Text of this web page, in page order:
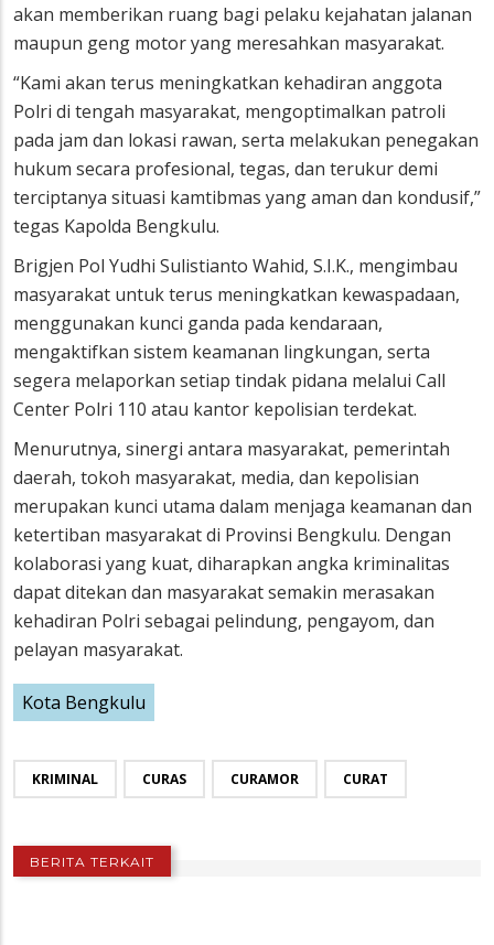
akan memberikan ruang bagi pelaku kejahatan jalanan
maupun geng motor yang meresahkan masyarakat.
“Kami akan terus meningkatkan kehadiran anggota
Polri di tengah masyarakat, mengoptimalkan patroli
pada jam dan lokasi rawan, serta melakukan penegakan
hukum secara profesional, tegas, dan terukur demi
terciptanya situasi kamtibmas yang aman dan kondusif,”
tegas Kapolda Bengkulu.
Brigjen Pol Yudhi Sulistianto Wahid, S.I.K., mengimbau
masyarakat untuk terus meningkatkan kewaspadaan,
menggunakan kunci ganda pada kendaraan,
mengaktifkan sistem keamanan lingkungan, serta
segera melaporkan setiap tindak pidana melalui Call
Center Polri 110 atau kantor kepolisian terdekat.
Menurutnya, sinergi antara masyarakat, pemerintah
daerah, tokoh masyarakat, media, dan kepolisian
merupakan kunci utama dalam menjaga keamanan dan
ketertiban masyarakat di Provinsi Bengkulu. Dengan
kolaborasi yang kuat, diharapkan angka kriminalitas
dapat ditekan dan masyarakat semakin merasakan
kehadiran Polri sebagai pelindung, pengayom, dan
pelayan masyarakat.
Kota Bengkulu
KRIMINAL CURAS CURAMOR CURAT
BERITA TERKAIT